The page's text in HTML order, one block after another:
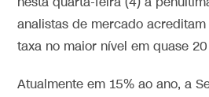
analistas de mercado
taxa no maior nível em quase
Atualmente em 15% ao ano, a